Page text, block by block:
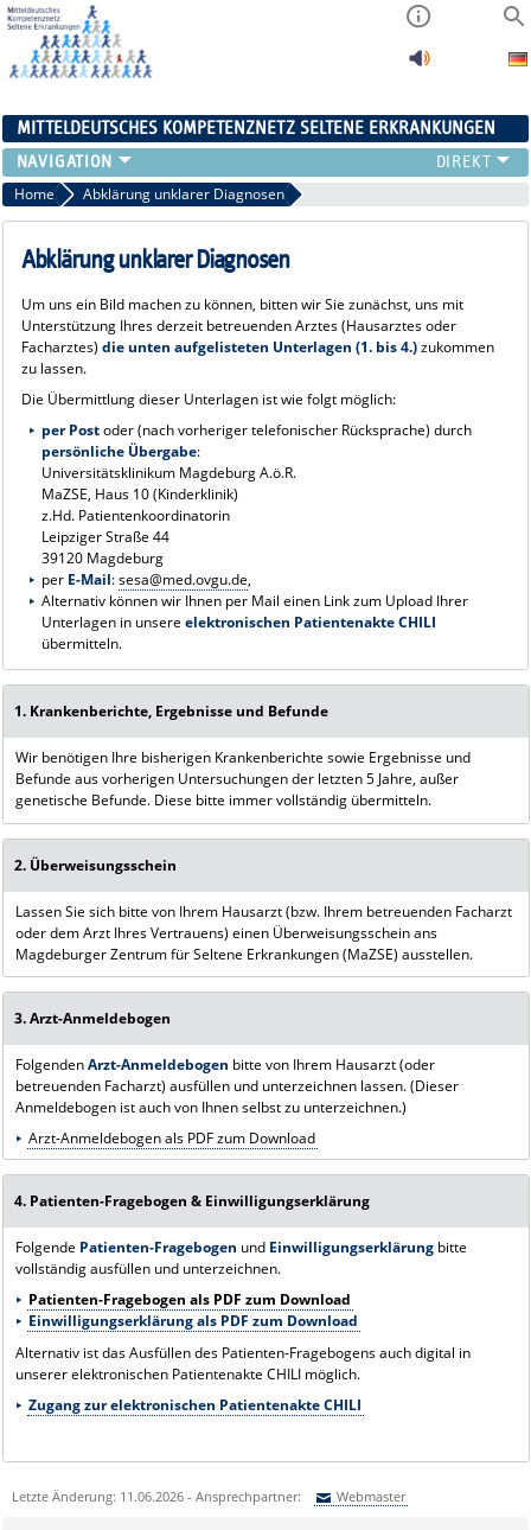
MITTELDEUTSCHES KOMPETENZNETZ SELTENE ERKRANKUNGEN
ÜBERSICHT
A-ZENTRUM
FACHZENTREN
NETZWERKE
KONTAKT
AKTUELLES
Home Abklärung unklarer Diagnosen
Abklärung unklarer Diagnosen
Um uns ein Bild machen zu können, bitten wir Sie zunächst, uns mit
Unterstützung Ihres derzeit betreuenden Arztes (Hausarztes oder
Facharztes) die unten aufgelisteten Unterlagen (1. bis 4.)zukommen
zu lassen.
Die Übermittlung dieser Unterlagen ist wie folgt möglich:
per Postoder (nach vorheriger telefonischer Rücksprache) durch
persönliche Übergabe:
Universitätsklinikum Magdeburg A.ö.R.
MaZSE, Haus 10 (Kinderklinik)
z.Hd. Patientenkoordinatorin
Leipziger Straße 44
39120 Magdeburg
per E-Mail:sesa@med.ovgu.de,
Alternativ können wir Ihnen per Mail einen Link zum Upload Ihrer
Unterlagen in unsereelektronischen Patientenakte CHILI
übermitteln.
1. Krankenberichte, Ergebnisse und Befunde
Wir benötigen Ihre bisherigen Krankenberichte sowie Ergebnisse und
Befunde aus vorherigen Untersuchungen der letzten 5 Jahre, außer
genetische Befunde. Diese bitte immer vollständig übermitteln.
2. Überweisungsschein
Lassen Sie sich bitte von Ihrem Hausarzt (bzw. Ihrem betreuenden Facharzt
oder dem Arzt Ihres Vertrauens) einen Überweisungsschein ans
Magdeburger Zentrum für Seltene Erkrankungen (MaZSE) ausstellen.
3. Arzt-Anmeldebogen
FolgendenArzt-Anmeldebogen bitte von Ihrem Hausarzt (oder
betreuenden Facharzt) ausfüllen und unterzeichnen lassen. (Dieser
Anmeldebogen ist auch von Ihnen selbst zu unterzeichnen.)
Arzt-Anmeldebogen als PDF zum Download
4. Patienten-Fragebogen & Einwilligungserklärung
Folgende Patienten-Fragebogen und Einwilligungserklärungbitte
vollständig ausfüllen und unterzeichnen.
Patienten-Fragebogen als PDF zum Download
Einwilligungserklärung als PDF zum Download
Alternativ ist das Ausfüllen des Patienten-Fragebogens auch digital in
unserer elektronischen Patientenakte CHILI möglich.
Zugang zur elektronischen Patientenakte CHILI
Letzte Änderung: 11.06.2026 - Ansprechpartner: Webmaster